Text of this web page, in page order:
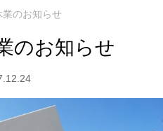
のお知らせ
のお知らせ